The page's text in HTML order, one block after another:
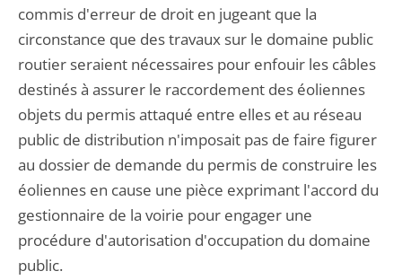
commis d'erreur de droit en jugeant que la
circonstance que des travaux sur le domaine public
routier seraient nécessaires pour enfouir les câbles
destinés à assurer le raccordement des éoliennes
objets du permis attaqué entre elles et au réseau
public de distribution n'imposait pas de faire figurer
au dossier de demande du permis de construire les
éoliennes en cause une pièce exprimant l'accord du
gestionnaire de la voirie pour engager une
procédure d'autorisation d'occupation du domaine
public.